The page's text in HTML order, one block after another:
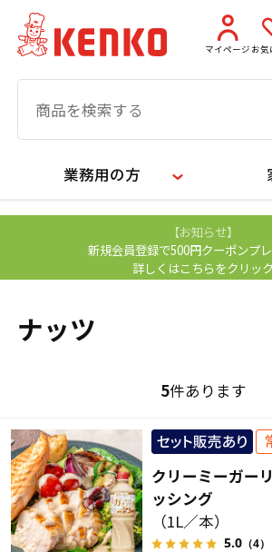
マイページ お気
業務用の方
【お知らせ】
新規会員登録で500円クーポンプ
詳しくはこちらをクリック
ナッツ
5件あります
クリーミーガー
ッシング
（1L／本）
5.0（4）